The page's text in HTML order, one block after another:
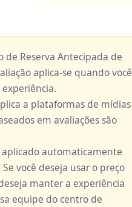
de Reserva Antecipada de
aplica-se quando você
a plataformas de mídias
em avaliações são
automaticamente
você deseja usar o preço
manter a experiência
equipe do centro de